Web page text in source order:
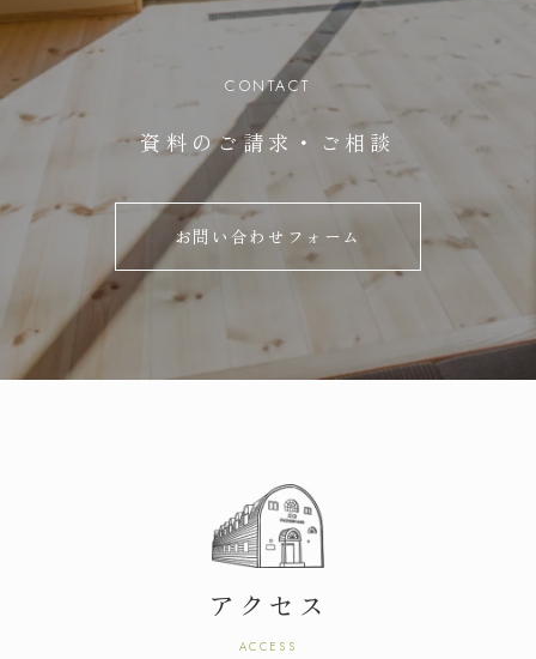
CONTACT
資料のご請求・ご相談
お問い合わせフォーム
アクセス
ACCESS